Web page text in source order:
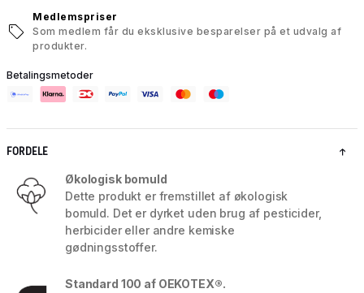
Medlemspriser
Som medlem får du eksklusive besparelser på et udvalg af
produkter.
Betalingsmetoder
FORDELE
Økologisk bomuld
Dette produkt er fremstillet af økologisk
bomuld. Det er dyrket uden brug af pesticider,
herbicider eller andre kemiske
gødningsstoffer.
Standard 100 af OEKOTEX®.